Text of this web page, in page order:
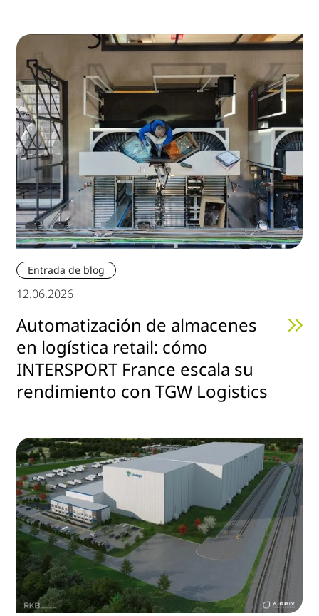
Entrada de blog
12.06.2026
Automatización de almacenes
en logística retail: cómo
INTERSPORT France escala su
rendimiento con TGW Logistics